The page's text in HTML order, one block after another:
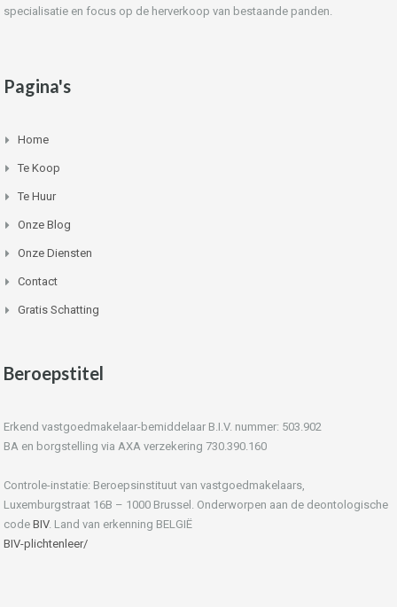
specialisatie en focus op de herverkoop van bestaande panden.
Pagina's
Home
Te Koop
Te Huur
Onze Blog
Onze Diensten
Contact
Gratis Schatting
Beroepstitel
Erkend vastgoedmakelaar-bemiddelaar B.I.V. nummer: 503.902
BA en borgstelling via AXA verzekering 730.390.160
Controle-instatie: Beroepsinstituut van vastgoedmakelaars,
Luxemburgstraat 16B – 1000 Brussel. Onderworpen aan de deontologische
code BIV. Land van erkenning BELGIË
BIV-plichtenleer/